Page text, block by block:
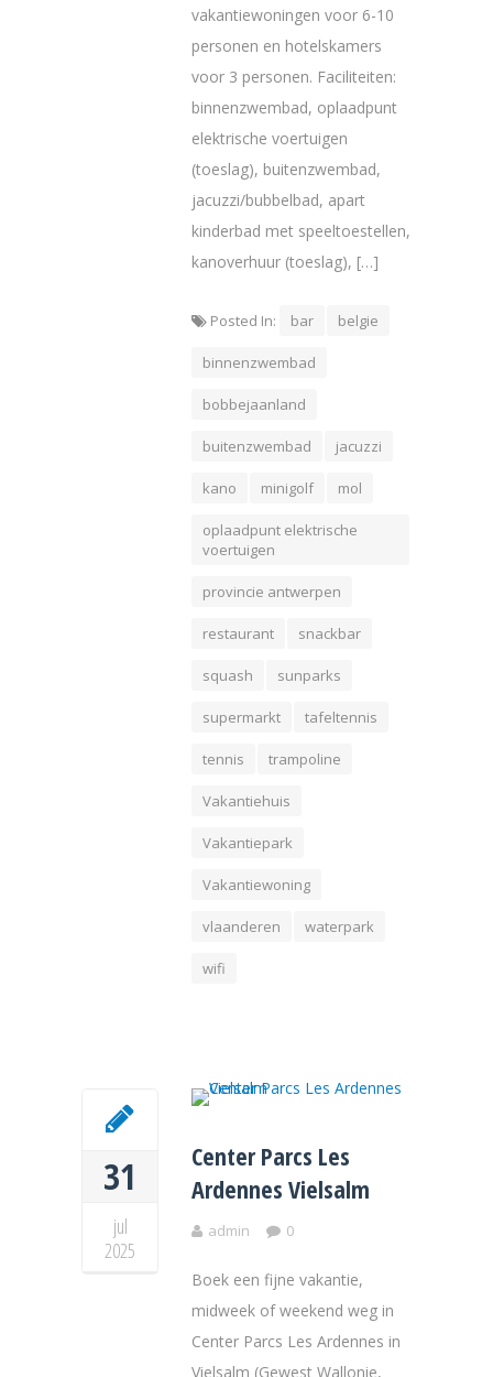
vakantiewoningen voor 6-10
personen en hotelskamers
voor 3 personen. Faciliteiten:
binnenzwembad, oplaadpunt
elektrische voertuigen
(toeslag), buitenzwembad,
jacuzzi/bubbelbad, apart
kinderbad met speeltoestellen,
kanoverhuur (toeslag), […]
Posted In: bar belgie
binnenzwembad
bobbejaanland
buitenzwembad jacuzzi
kano minigolf mol
oplaadpunt elektrische
voertuigen
provincie antwerpen
restaurant snackbar
squash sunparks
supermarkt tafeltennis
tennis trampoline
Vakantiehuis
Vakantiepark
Vakantiewoning
vlaanderen waterpark
wifi
31
jul
2025
Center Parcs Les
Ardennes Vielsalm
admin 0
Boek een fijne vakantie,
midweek of weekend weg in
Center Parcs Les Ardennes in
Vielsalm (Gewest Wallonie,